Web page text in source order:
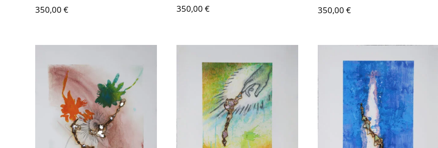
350,00 € 350,00 € 350,00 €
Akira Inumaru – Passion
1/8
Akira Inumaru – Main
du Saint-Esprit 2/8
Akira Inumaru – Flamme
de Klein 2/8